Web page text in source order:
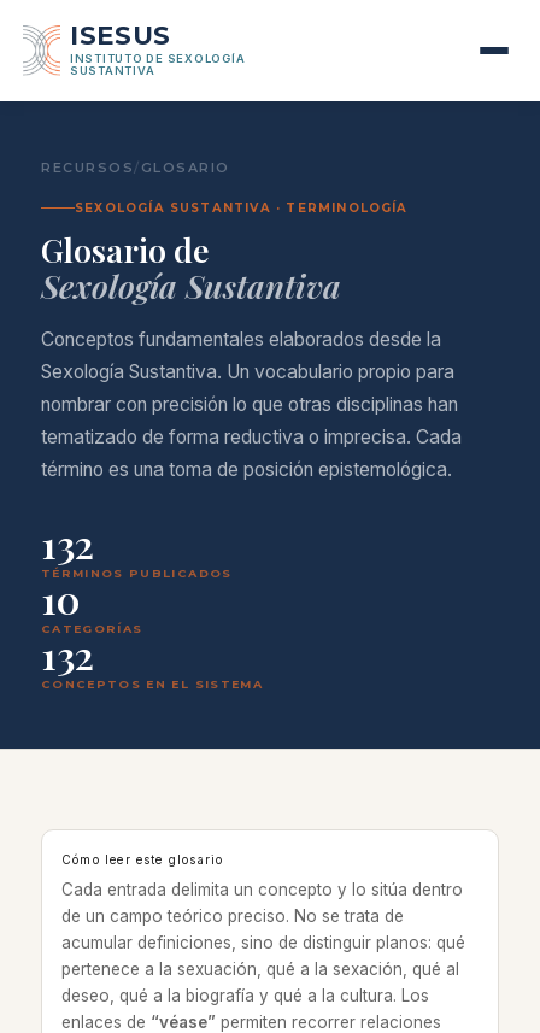
ISESUS
INSTITUTO DE SEXOLOGÍA
SUSTANTIVA
RECURSOS/ GLOSARIO
SEXOLOGÍA SUSTANTIVA · TERMINOLOGÍA
Glosario de
Sexología Sustantiva
Conceptos fundamentales elaborados desde la
Sexología Sustantiva. Un vocabulario propio para
nombrar con precisión lo que otras disciplinas han
tematizado de forma reductiva o imprecisa. Cada
término es una toma de posición epistemológica.
132
TÉRMINOS PUBLICADOS
10
CATEGORÍAS
132
CONCEPTOS EN EL SISTEMA
Cómo leer este glosario
Cada entrada delimita un concepto y lo sitúa dentro
de un campo teórico preciso. No se trata de
acumular definiciones, sino de distinguir planos: qué
pertenece a la sexuación, qué a la sexación, qué al
deseo, qué a la biografía y qué a la cultura. Los
enlaces de “véase” permiten recorrer relaciones